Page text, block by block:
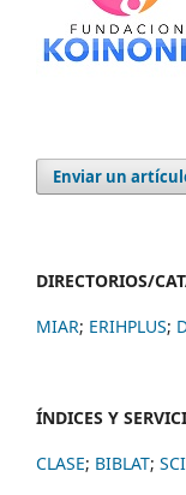
Enviar un
DIRECTORIOS/
MIAR; ERIHPLUS;
ÍNDICES Y
CLASE; BIBLAT;